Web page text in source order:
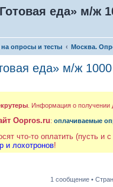
еда» м/ж
опросы и тесты Москва.
еда» м/ж
. Информация о получении
Oopros.ru: оплачиваемые
что-то оплатить (пусть и
и лохотронов!
1 сообщение •